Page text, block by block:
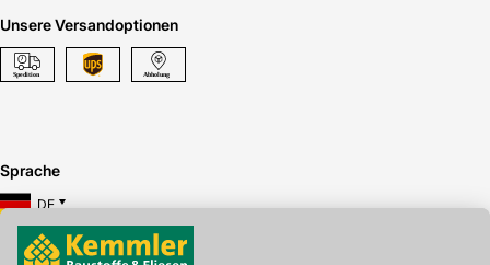
Unsere Versandoptionen
Sprache
DE